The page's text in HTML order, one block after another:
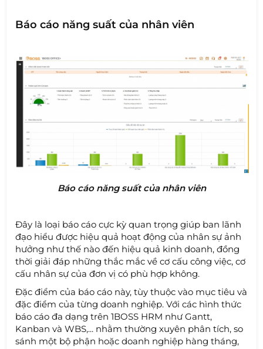
Báo cáo năng suất của nhân viên
Báo cáo năng suất của nhân viên
Đây là loại báo cáo cực kỳ quan trọng giúp ban lãnh
đạo hiểu được hiệu quả hoạt động của nhân sự ảnh
hưởng như thế nào đến hiệu quả kinh doanh, đồng
thời giải đáp những thắc mắc về cơ cấu công việc, cơ
cấu nhân sự của đơn vị có phù hợp không.
Đặc điểm của báo cáo này, tùy thuộc vào mục tiêu và
đặc điểm của từng doanh nghiệp. Với các hình thức
báo cáo đa dạng trên 1BOSS HRM như Gantt,
Kanban và WBS,... nhằm thường xuyên phân tích, so
sánh một bộ phận hoặc doanh nghiệp hàng tháng,